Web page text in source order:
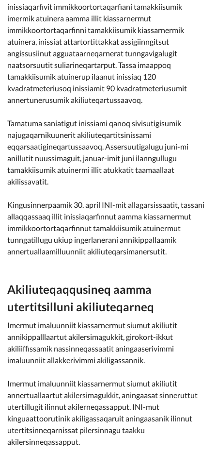
inissiaqarfivit immikkoortortaqarfiani tamakkiisumik
imermik atuinera aamma illit kiassarnermut
immikkoortortaqarfinni tamakkiisumik kiassarnermik
atuinera, inissiat attartortittakkat assigiinngitsut
angissusiinut agguataarneqarnerat tunngavigalugit
naatsorsuutit suliarineqartarput. Tassa imaappoq
tamakkiisumik atuinerup ilaanut inissiaq 120
kvadratmeteriusoq inissiamit 90 kvadratmeteriusumit
annertunerusumik akiliuteqartussaavoq.
Tamatuma saniatigut inissiami qanoq sivisutigisumik
najugaqarnikuunerit akiliuteqartitsinissami
eqqarsaatigineqartussaavoq. Assersuutigalugu juni-mi
anillutit nuussimaguit, januar-imit juni ilanngullugu
tamakkiisumik atuinermi illit atukkatit taamaallaat
akilissavatit.
Kingusinnerpaamik 30. april INI-mit allagarsissaatit, tassani
allaqqassaaq illit inissiaqarfinnut aamma kiassarnermut
immikkoortortaqarfinnut tamakkiisumik atuinermut
tunngatillugu ukiup ingerlanerani annikippallaamik
annertuallaamilluunniit akiliuteqarsimanersutit.
Akiliuteqaqqusineq aamma
utertitsilluni akiliuteqarneq
Imermut imaluunniit kiassarnermut siumut akiliutit
annikippalllaartut akilersimagukkit, girokort-ikkut
akiliiffissamik nassinneqassaatit aningaaserivimmi
imaluunniit allakkerivimmi akiligassannik.
Imermut imaluunniit kiassarnermut siumut akiliutit
annertuallaartut akilersimagukkit, aningaasat sinneruttut
utertillugit ilinnut akilerneqassapput. INI-mut
kinguaattoorutinik akiligassaqaruit aningaasanik ilinnut
utertitsinneqarnissat pilersinnagu taakku
akilersinneqassapput.